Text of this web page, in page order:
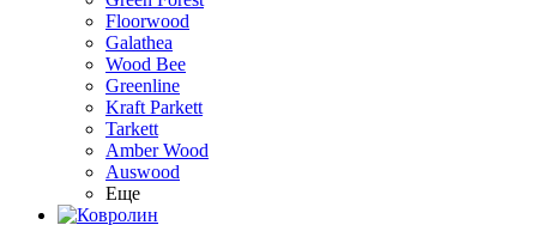
Floorwood
Galathea
Wood Bee
Greenline
Kraft Parkett
Tarkett
Amber Wood
Auswood
Еще